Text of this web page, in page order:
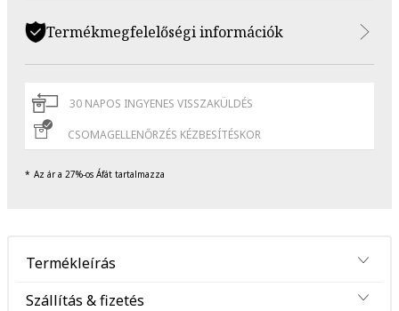
Termékmegfelelőségi információk
30 NAPOS INGYENES VISSZAKÜLDÉS
CSOMAGELLENŐRZÉS KÉZBESÍTÉSKOR
Az ár a 27%-os Áfát tartalmazza
Termékleírás
Szállítás & fizetés